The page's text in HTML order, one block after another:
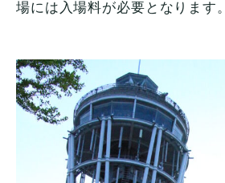
場には入場料が必要となります。